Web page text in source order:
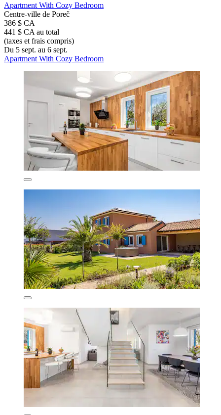
Apartment With Cozy Bedroom
Centre-ville de Poreč
386 $ CA
441 $ CA au total
(taxes et frais compris)
Du 5 sept. au 6 sept.
Apartment With Cozy Bedroom